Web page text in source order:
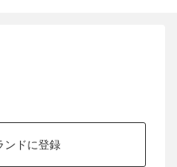
ンドに登録